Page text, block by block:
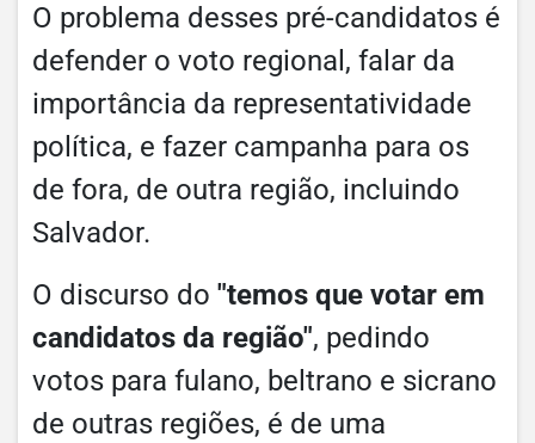
O problema desses pré-candidatos é
defender o voto regional, falar da
importância da representatividade
política, e fazer campanha para os
de fora, de outra região, incluindo
Salvador.
O discurso do "temos que votar em
candidatos da região", pedindo
votos para fulano, beltrano e sicrano
de outras regiões, é de uma